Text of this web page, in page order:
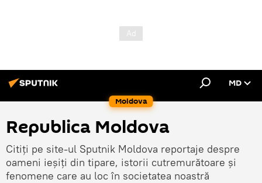
Moldova
MD
Republica Moldova
Citiți pe site-ul Sputnik Moldova reportaje despre
oameni ieșiți din tipare, istorii cutremurătoare și
fenomene care au loc în societatea noastră